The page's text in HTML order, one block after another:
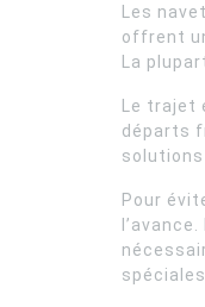
Les
offrent
La
Le trajet
départs
Pour
spéciales.